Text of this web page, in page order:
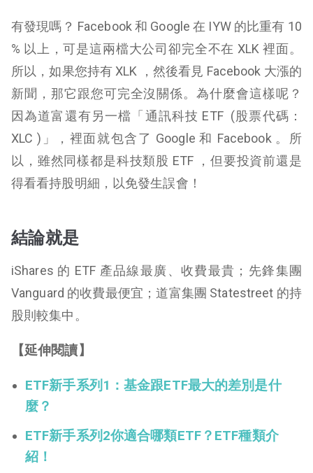
有發現嗎？ Facebook 和 Google 在 IYW 的比重有 10
% 以上，可是這兩檔大公司卻完全不在 XLK 裡面。
所以，如果您持有 XLK ，然後看見 Facebook 大漲的
新聞，那它跟您可完全沒關係。為什麼會這樣呢？
因為道富還有另一檔「通訊科技 ETF (股票代碼：
XLC )」，裡面就包含了 Google 和 Facebook 。所
以，雖然同樣都是科技類股 ETF ，但要投資前還是
得看看持股明細，以免發生誤會！
結論就是
iShares 的 ETF 產品線最廣、收費最貴；先鋒集團
Vanguard 的收費最便宜；道富集團 Statestreet 的持
股則較集中。
【延伸閱讀】
ETF新手系列1：基金跟ETF最大的差別是什
麼？
ETF新手系列2你適合哪類ETF？ETF種類介
紹！